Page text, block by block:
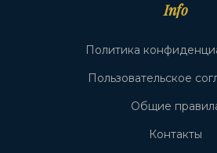
Info
Политика
Пользовательское
Общие
Контакты